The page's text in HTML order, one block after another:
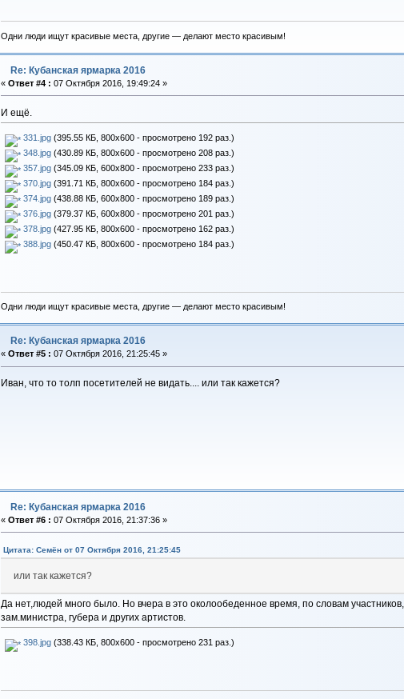
Одни люди ищут красивые места, другие — делают место красивым!
Re: Кубанская ярмарка 2016
« Ответ #4 : 07 Октября 2016, 19:49:24 »
И ещё.
331.jpg(395.55 КБ, 800x600 - просмотрено 192 раз.)
348.jpg(430.89 КБ, 800x600 - просмотрено 208 раз.)
357.jpg(345.09 КБ, 600x800 - просмотрено 233 раз.)
370.jpg(391.71 КБ, 800x600 - просмотрено 184 раз.)
374.jpg(438.88 КБ, 600x800 - просмотрено 189 раз.)
376.jpg(379.37 КБ, 600x800 - просмотрено 201 раз.)
378.jpg(427.95 КБ, 800x600 - просмотрено 162 раз.)
388.jpg(450.47 КБ, 800x600 - просмотрено 184 раз.)
Одни люди ищут красивые места, другие — делают место красивым!
Re: Кубанская ярмарка 2016
« Ответ #5 : 07 Октября 2016, 21:25:45 »
Иван, что то толп посетителей не видать.... или так кажется?
Re: Кубанская ярмарка 2016
« Ответ #6 : 07 Октября 2016, 21:37:36 »
Цитата: Семён от 07 Октября 2016, 21:25:45
или так кажется?
Да нет,людей много было. Но вчера в это околообеденное время, по словам
зам.министра, губера и других артистов.
398.jpg(338.43 КБ, 800x600 - просмотрено 231 раз.)